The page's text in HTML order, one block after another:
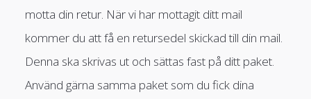
motta din retur. När vi har mottagit ditt mail
kommer du att få en retursedel skickad till din mail.
Denna ska skrivas ut och sättas fast på ditt paket.
Använd gärna samma paket som du fick dina